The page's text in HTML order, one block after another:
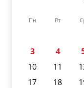
Пн Вт
3
4
10
11
17
18